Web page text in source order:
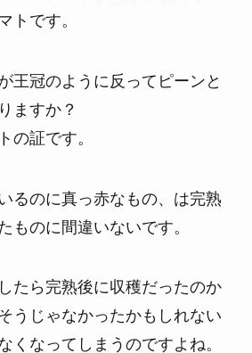
トです。
王冠のように反ってピーンと
ますか？
の証です。
るのに真っ赤なもの、は完熟
ものに間違いないです。
たら完熟後に収穫だったのか
うじゃなかったかもしれない
くなってしまうのですよね。